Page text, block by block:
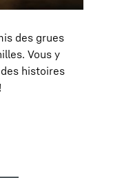
des grues
Vous y
histoires